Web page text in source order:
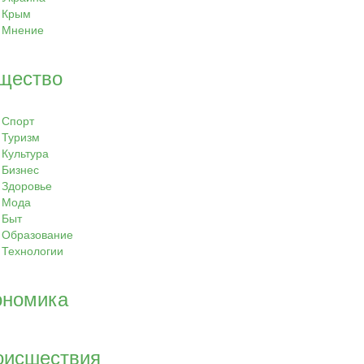
Крым
Мнение
Спорт
Туризм
Культура
Бизнес
Здоровье
Мода
Быт
Образование
Технологии